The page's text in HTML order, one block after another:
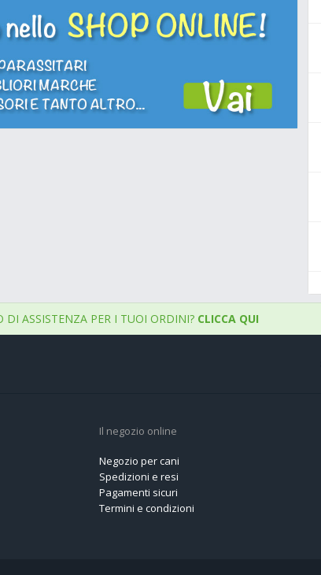
DI ASSISTENZA PER I TUOI ORDINI? CLICCA QUI
Il negozio online
Negozio per cani
Spedizioni e resi
Pagamenti sicuri
Termini e condizioni